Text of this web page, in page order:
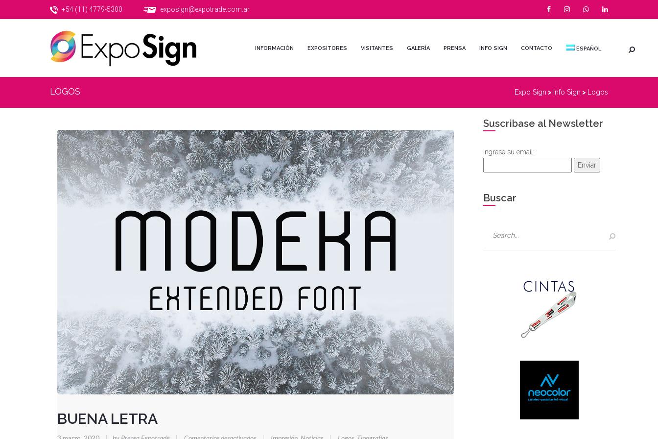
+54 (11) 4779-5300 exposign@expotrade.com.ar
INFORMACIÓN EXPOSITORES VISITANTES GALERÍA PRENSA INFO SIGN CONTACTO ESPAÑOL
LOGOS Expo Sign > Info Sign > Logos
BUENA LETRA
en
Suscribase al Newsletter
Ingrese su email:
Enviar
Buscar